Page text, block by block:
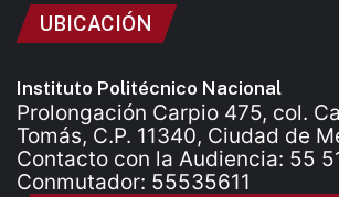
UBICACIÓN
Instituto Politécnico Nacional
Prolongación Carpio 475, col.
Tomás, C.P. 11340, Ciudad de
Contacto con la Audiencia: 55
Conmutador: 55535611